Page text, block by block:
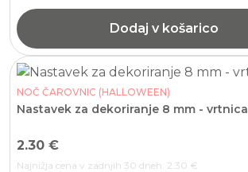
Dodaj v košarico
NOČ ČAROVNIC (HALLOWEEN)
Nastavek za dekoriranje 8 mm - vrtnica
2.30 €
Najnižja cena v zadnjih 30 dneh: 2.30 €